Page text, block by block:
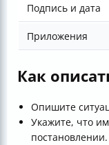
Подпись и дата
Приложения
Как
Опишите
Укажите, что
постановлении.